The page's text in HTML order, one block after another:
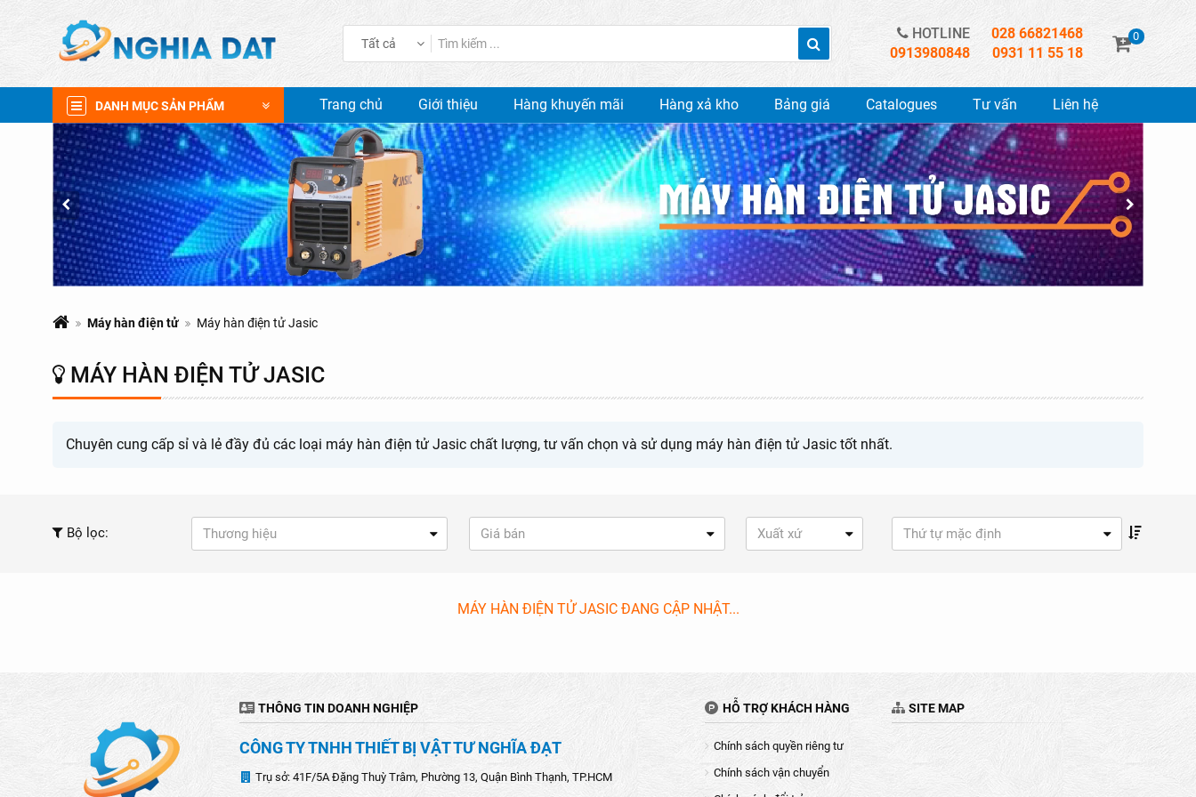
Tất cả
HOTLINE
028 66821468
0913980848
0931 11 55 18
0
DANH MỤC SẢN PHẨM Trang chủ Giới thiệu Hàng khuyến mãi Hàng xả kho Bảng giá Catalogues Tư vấn Liên hệ
Máy hàn điện tử Máy hàn điện tử Jasic
MÁY HÀN ĐIỆN TỬ JASIC
Chuyên cung cấp sỉ và lẻ đầy đủ các loại máy hàn điện tử Jasic chất lượng, tư vấn chọn và sử dụng máy hàn điện tử Jasic tốt nhất.
Bộ lọc: Thương hiệu Giá bán Xuất xứ Thứ tự mặc định
MÁY HÀN ĐIỆN TỬ JASIC ĐANG CẬP NHẬT...
THÔNG TIN DOANH NGHIỆP
CÔNG TY TNHH THIẾT BỊ VẬT TƯ NGHĨA ĐẠT
Trụ sở: 41F/5A Đặng Thuỳ Trâm, Phường 13, Quận Bình Thạnh, TP.HCM
HỖ TRỢ KHÁCH HÀNG
Chính sách quyền riêng tư
Chính sách vận chuyển
SITE MAP